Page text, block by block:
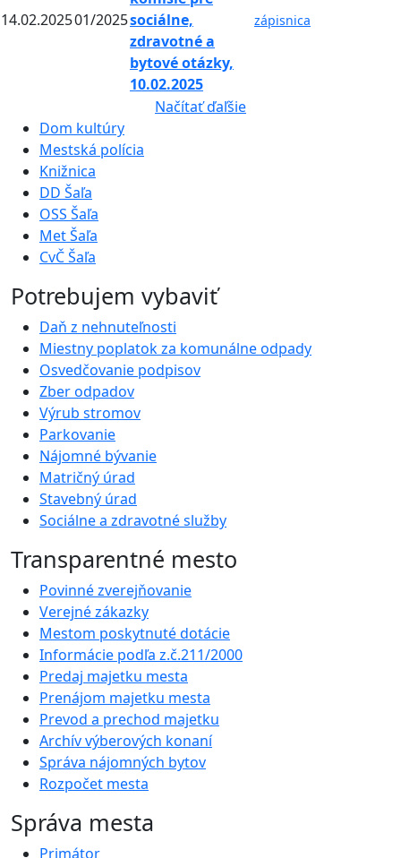
14.02.202501/2025sociálne,
zdravotné a
bytové otázky,
10.02.2025
zápisnica
Načítať ďaľšie
Dom kultúry
Mestská polícia
Knižnica
DD Šaľa
OSS Šaľa
Met Šaľa
CvČ Šaľa
Potrebujem vybaviť
Daň z nehnuteľnosti
Miestny poplatok za komunálne odpady
Osvedčovanie podpisov
Zber odpadov
Výrub stromov
Parkovanie
Nájomné bývanie
Matričný úrad
Stavebný úrad
Sociálne a zdravotné služby
Transparentné mesto
Povinné zverejňovanie
Verejné zákazky
Mestom poskytnuté dotácie
Informácie podľa z.č.211/2000
Predaj majetku mesta
Prenájom majetku mesta
Prevod a prechod majetku
Archív výberových konaní
Správa nájomných bytov
Rozpočet mesta
Správa mesta
Primátor